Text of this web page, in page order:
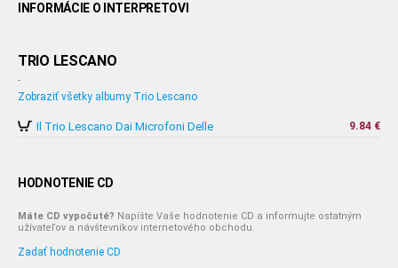
INFORMÁCIE O INTERPRETOVI
TRIO LESCANO
-
Zobraziť všetky albumy Trio Lescano
Il Trio Lescano Dai Microfoni Delle 9.84 €
HODNOTENIE CD
Máte CD vypočuté? Napíšte Vaše hodnotenie CD a informujte ostatným
užívateľov a návštevníkov internetového obchodu.
Zadať hodnotenie CD